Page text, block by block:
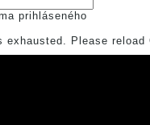
prihláseného
Please reload